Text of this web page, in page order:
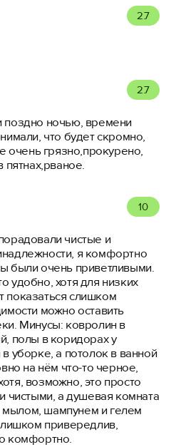
2.7
2.7
поздно ночью, времени
что будет скромно,
очень грязно,прокурено,
пятнах,рваное.
10
чистые и
я комфортно
были очень приветливыми.
удобно, хотя для низких
показаться слишком
можно оставить
Минусы: ковролин в
полы в коридорах у
уборке, а потолок в ванной
на нём что-то черное,
возможно, это просто
чистыми, а душевая комната
шампунем и гелем
привередлив,
комфортно.